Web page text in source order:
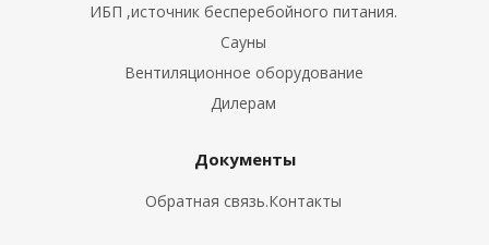
ИБП ,источник бесперебойного питания.
Сауны
Вентиляционное оборудование
Дилерам
Документы
Обратная связь.Контакты